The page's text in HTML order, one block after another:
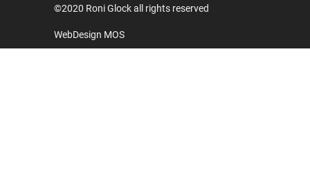
©2020 Roni Glock all rights reserved
WebDesign MOS